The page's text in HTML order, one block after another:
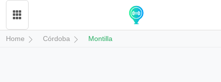
Home Córdoba Montilla